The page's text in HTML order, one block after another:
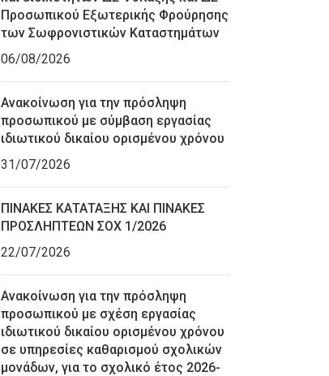
Προσωπικού Εξωτερικής Φρούρησης
των Σωφρονιστικών Καταστημάτων
06/08/2026
Ανακοίνωση για την πρόσληψη
προσωπικού με σύμβαση εργασίας
ιδιωτικού δικαίου ορισμένου χρόνου
31/07/2026
ΠΙΝΑΚΕΣ ΚΑΤΑΤΑΞΗΣ ΚΑΙ ΠΙΝΑΚΕΣ
ΠΡΟΣΛΗΠΤΕΩΝ ΣΟΧ 1/2026
22/07/2026
Ανακοίνωση για την πρόσληψη
προσωπικού με σχέση εργασίας
ιδιωτικού δικαίου ορισμένου χρόνου
σε υπηρεσίες καθαρισμού σχολικών
μονάδων, για το σχολικό έτος 2026-